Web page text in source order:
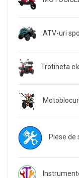
ATV-uri
Trotineta
Piese